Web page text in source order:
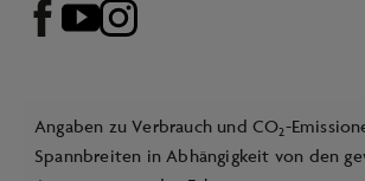
Angaben zu Verbrauch und CO2-
Spannbreiten in Abhängigkeit von den